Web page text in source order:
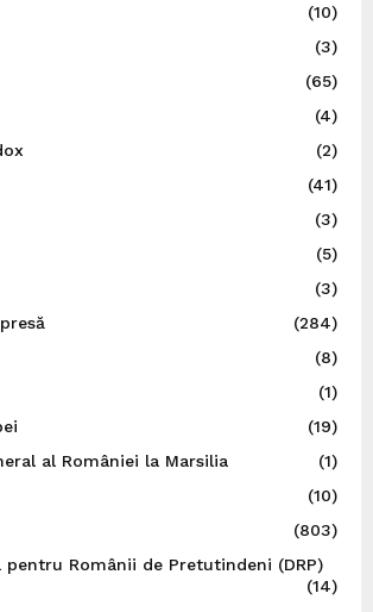
(10)
(3)
(65)
(4)
(2)
(41)
(3)
(5)
(3)
(284)
(8)
(1)
(19)
al României la Marsilia
(1)
(10)
(803)
pentru Românii de Pretutindeni (DRP)
(14)